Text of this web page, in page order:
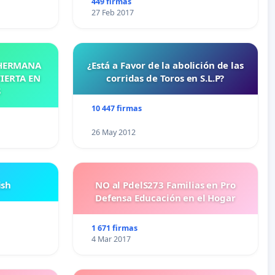
27 Feb 2017
EN
¿Está a Favor de la abolición de las
corridas de Toros en S.L.P?
10 447 firmas
26 May 2012
NO al PdelS273 Familias en Pro
Defensa Educación en el Hogar
1 671 firmas
4 Mar 2017